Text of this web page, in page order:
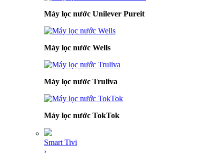
Máy lọc nước Unilever Pureit
Máy lọc nước Wells
Máy lọc nước Truliva
Máy lọc nước TokTok
Smart Tivi
›